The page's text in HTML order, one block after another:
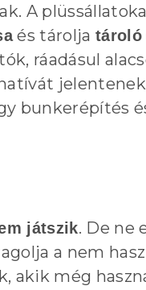
A
és tároljatároló
ráadásul
jelentenek
bunkerépítés
játszik. De ne
a nem
akik még